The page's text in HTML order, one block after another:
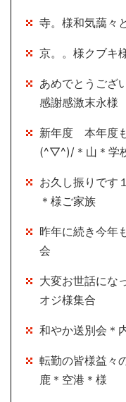
寺。様和気藹々
京。。様クブキ
あめでとうござ
感謝感激末永様
新年度 本年度
(^▽^)/＊山＊学
お久し振りです
＊様ご家族
昨年に続き今年
会
大変お世話にな
オジ様集合
和やか送別会＊
転勤の皆様益々
鹿＊空港＊様